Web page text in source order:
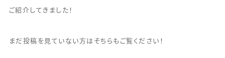
ご紹介してきました！
まだ投稿を見ていない方はそちらもご覧ください！